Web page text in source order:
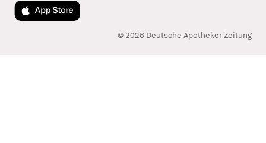
Laden im App Store
© 2026 Deutsche Apotheker Zeitung